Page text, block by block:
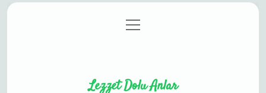
Gizlilik Politikası
menüyü
aç
Lezzet Dolu Anlar